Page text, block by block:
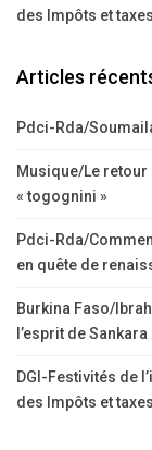
des Impôts et taxes
Articles
Pdci-Rda/
Musique/Le retour
« togognini »
Pdci-Rda/
en quête de
Burkina Faso/
l’esprit de Sankara
DGI-Festivités de
des Impôts et taxes